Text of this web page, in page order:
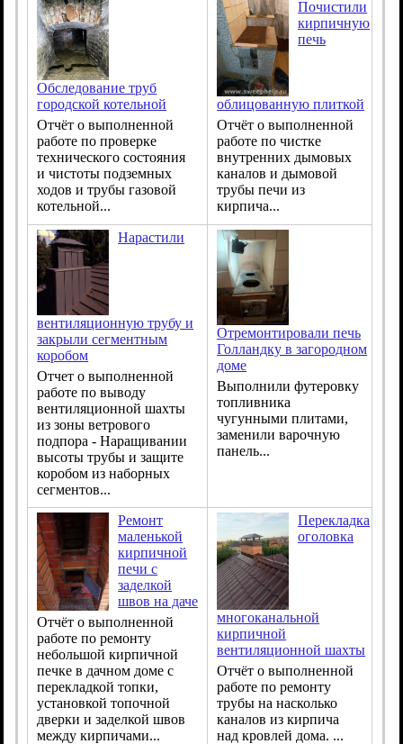
Обследование труб
городской котельной
Отчёт о выполненной
работе по проверке
технического состояния
и чистоты подземных
ходов и трубы газовой
котельной...
Почистили
кирпичную
печь
облицованную плиткой
Отчёт о выполненной
работе по чистке
внутренних дымовых
каналов и дымовой
трубы печи из
кирпича...
Нарастили
вентиляционную трубу и
закрыли сегментным
коробом
Отчет о выполненной
работе по выводу
вентиляционной шахты
из зоны ветрового
подпора - Наращивании
высоты трубы и защите
коробом из наборных
сегментов...
Отремонтировали печь
Голландку в загородном
доме
Выполнили футеровку
топливника
чугунными плитами,
заменили варочную
панель...
Ремонт
маленькой
кирпичной
печи с
заделкой
швов на даче
Отчёт о выполненной
работе по ремонту
небольшой кирпичной
печке в дачном доме с
перекладкой топки,
установкой топочной
дверки и заделкой швов
между кирпичами...
Перекладка
оголовка
многоканальной
кирпичной
вентиляционной шахты
Отчёт о выполненной
работе по ремонту
трубы на насколько
каналов из кирпича
над кровлей дома. ...